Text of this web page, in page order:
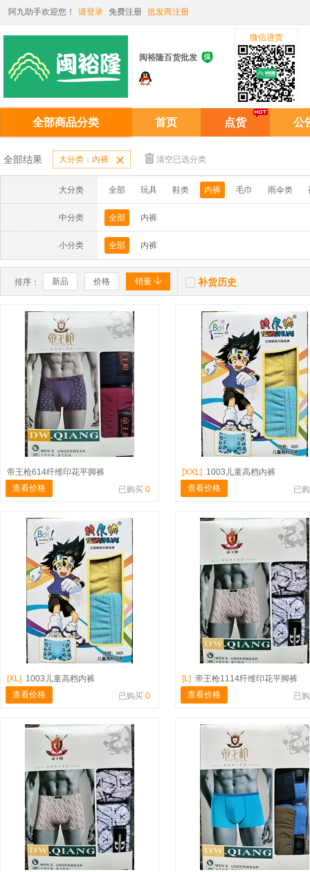
阿九助手欢迎您！ 请登录 免费注册 批发商注册
闽裕隆百货批发 
微信进货
全部商品分类 首页 点货 公
全部结果 大分类：内裤  清空已选分类
大分类 全部 玩具 鞋类 内裤 毛巾 雨伞类
中分类 全部 内裤
小分类 全部 内裤
排序： 新品 价格 销量   补货历史
帝王枪614纤维印花平脚裤
查看价格
已购买 0
[XXL] 1003儿童高档内裤
查看价格
已
[XL] 1003儿童高档内裤
查看价格
已购买 0
[L] 帝王枪1114纤维印花平脚裤
查看价格
已